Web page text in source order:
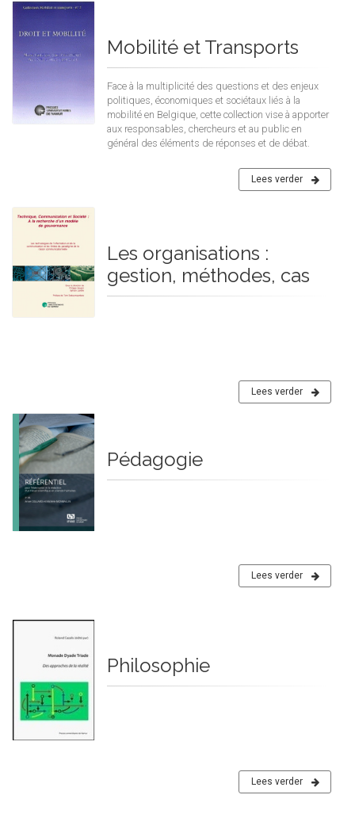
Mobilité et Transports
Face à la multiplicité des questions et des enjeux
politiques, économiques et sociétaux liés à la
mobilité en Belgique, cette collection vise à apporter
aux responsables, chercheurs et au public en
général des éléments de réponses et de débat.
Lees verder
Les organisations :
gestion, méthodes, cas
Lees verder
Pédagogie
Lees verder
Philosophie
Lees verder